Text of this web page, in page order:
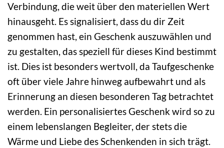
Verbindung, die weit über den materiellen Wert
hinausgeht. Es signalisiert, dass du dir Zeit
genommen hast, ein Geschenk auszuwählen und
zu gestalten, das speziell für dieses Kind bestimmt
ist. Dies ist besonders wertvoll, da Taufgeschenke
oft über viele Jahre hinweg aufbewahrt und als
Erinnerung an diesen besonderen Tag betrachtet
werden. Ein personalisiertes Geschenk wird so zu
einem lebenslangen Begleiter, der stets die
Wärme und Liebe des Schenkenden in sich trägt.